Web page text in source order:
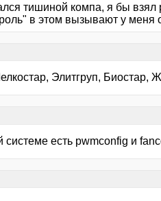
тишиной компа, я бы взял
в этом вызывают у меня
Элитгруп, Биостар,
системе есть pwmconfig и